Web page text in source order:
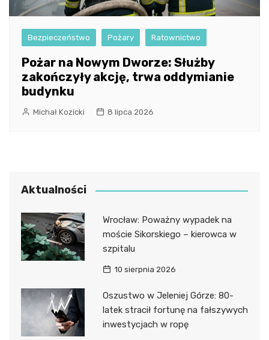
Bezpieczeństwo Pożary Ratownictwo
Pożar na Nowym Dworze: Służby
zakończyły akcję, trwa oddymianie
budynku
Michał Kozicki 8 lipca 2026
Aktualności
Wrocław: Poważny wypadek na
moście Sikorskiego – kierowca w
szpitalu
10 sierpnia 2026
Oszustwo w Jeleniej Górze: 80-
latek stracił fortunę na fałszywych
inwestycjach w ropę